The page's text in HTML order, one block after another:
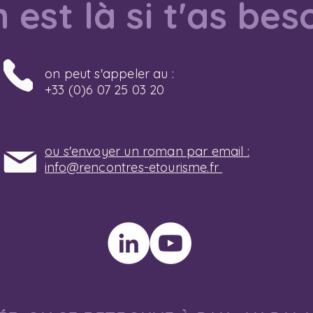
est là si t'as
on peut s'appeler au :
+33 (0)6 07 25 03 20
ou s'envoyer un roman par email :
info@rencontres-etourisme.fr